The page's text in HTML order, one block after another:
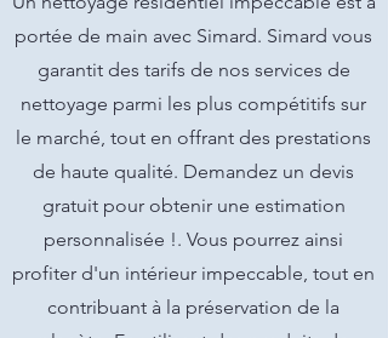
portée de main avec Simard. Simard vous
garantit des tarifs de nos services de
nettoyage parmi les plus compétitifs sur
le marché, tout en offrant des prestations
de haute qualité. Demandez un devis
gratuit pour obtenir une estimation
personnalisée !. Vous pourrez ainsi
profiter d'un intérieur impeccable, tout en
contribuant à la préservation de la